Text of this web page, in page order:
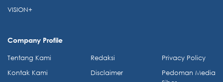
VISION+
Company Profile
Tentang Kami
Kontak Kami
Redaksi
Disclaimer
Privacy Policy
Pedoman Media